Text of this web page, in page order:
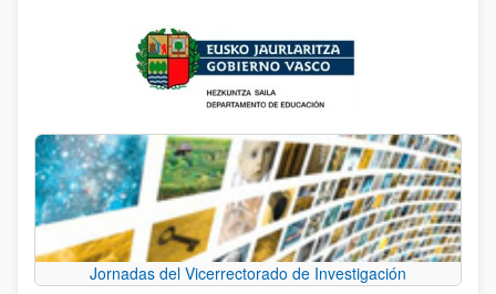
Jornadas del Vicerrectorado de Investigación